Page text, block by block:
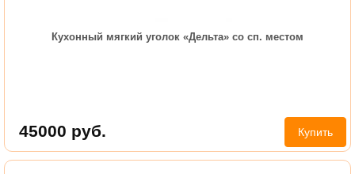
Кухонный мягкий уголок «Дельта» со сп. местом
45000 руб. Купить